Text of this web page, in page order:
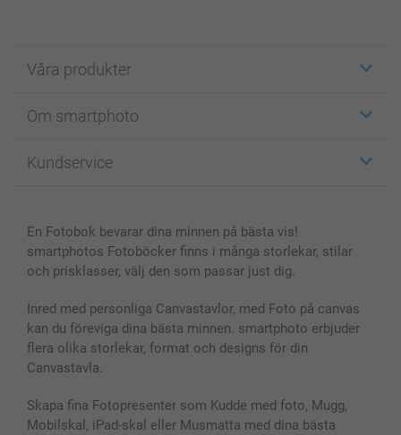
Våra produkter
Fotokort
Fotoböcker
Skal till Mobil & Surfplatta
MyNameBook
Fotoramar & Tillbehör
Presentkort
Alla fotoprodukter
Om smartphoto
För affiliates
Sitemap
Villkor och garantier
Kundservice
smartbonus
Priser & betalning
En Fotobok bevarar dina minnen på bästa vis!
smartphotos Fotoböcker finns i många storlekar, stilar
och prisklasser, välj den som passar just dig.
Inred med personliga Canvastavlor, med Foto på canvas
kan du föreviga dina bästa minnen. smartphoto erbjuder
flera olika storlekar, format och designs för din
Canvastavla.
Skapa fina Fotopresenter som Kudde med foto, Mugg,
Mobilskal, iPad-skal eller Musmatta med dina bästa